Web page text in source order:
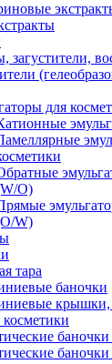
загустители,
для
O)
W)
тара
баночки
крышки,